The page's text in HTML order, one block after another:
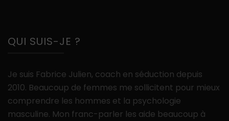
QUI SUIS-JE ?
Je suis Fabrice Julien, coach en séduction depuis
2010. Beaucoup de femmes me sollicitent pour mieux
comprendre les hommes et la psychologie
masculine. Mon franc-parler les aide beaucoup à